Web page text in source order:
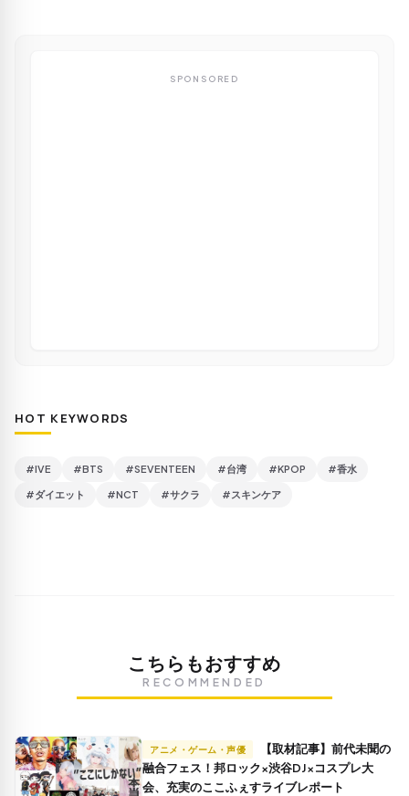
SPONSORED
HOT KEYWORDS
#IVE #BTS #SEVENTEEN #台湾 #KPOP #香水
#ダイエット #NCT #サクラ #スキンケア
こちらもおすすめ
RECOMMENDED
アニメ・ゲーム・声優
融合フェス！邦ロック×渋谷DJ×コスプレ大
会、充実のここふぇすライブレポート